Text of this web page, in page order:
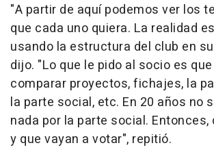
"A partir de aquí podemos ver los
que cada uno quiera. La realidad
usando la estructura del club en
dijo. "Lo que le pido al socio es
comparar proyectos, fichajes, la
la parte social, etc. En 20 años no
nada por la parte social.
y que vayan a votar", repitió.